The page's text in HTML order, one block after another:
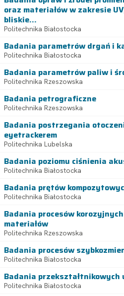
oraz materiałów w zakresie
bliskie...
Politechnika Białostocka
Badania parametrów drgań i
Politechnika Białostocka
Badania parametrów paliw i
Politechnika Rzeszowska
Badania petrograficzne
Politechnika Rzeszowska
Badania postrzegania
eyetrackerem
Politechnika Lubelska
Badania poziomu ciśnienia
Politechnika Białostocka
Badania prętów
Politechnika Białostocka
Badania procesów
materiałów
Politechnika Rzeszowska
Badania procesów
Politechnika Białostocka
Badania przekształtnikowych
Politechnika Białostocka